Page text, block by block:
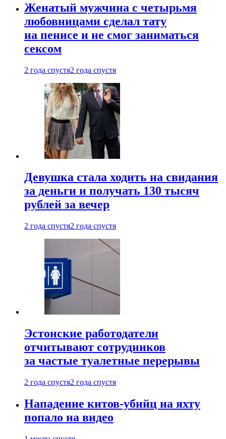
Женатый мужчина с четырьмя
любовницами сделал тату
на пенисе и не смог заниматься
сексом
2 года спустя2 года спустя
Девушка стала ходить на свидания
за деньги и получать 130 тысяч
рублей за вечер
2 года спустя2 года спустя
Эстонские работодатели
отчитывают сотрудников
за частые туалетные перерывы
2 года спустя2 года спустя
Нападение китов-убийц на яхту
попало на видео